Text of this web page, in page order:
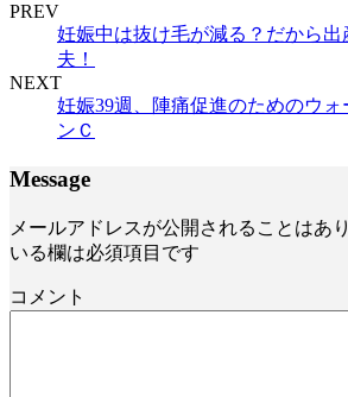
PREV
妊娠中は抜け毛が減る？だから
夫！
NEXT
妊娠39週、陣痛促進のためのウォ
ンＣ
Message
メールアドレスが公開されることはあ
いる欄は必須項目です
コメント